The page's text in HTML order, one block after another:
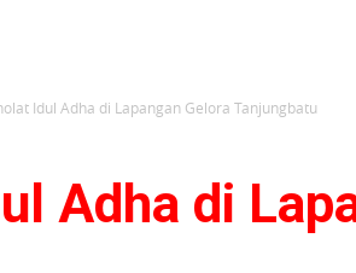
Idul Adha di Lapangan Gelora Tanjungbatu
Adha di